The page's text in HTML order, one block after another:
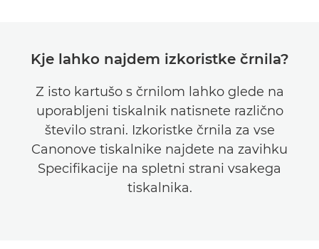
Kje lahko najdem izkoristke črnila?
Z isto kartušo s črnilom lahko glede na
uporabljeni tiskalnik natisnete različno
število strani. Izkoristke črnila za vse
Canonove tiskalnike najdete na zavihku
Specifikacije na spletni strani vsakega
tiskalnika.